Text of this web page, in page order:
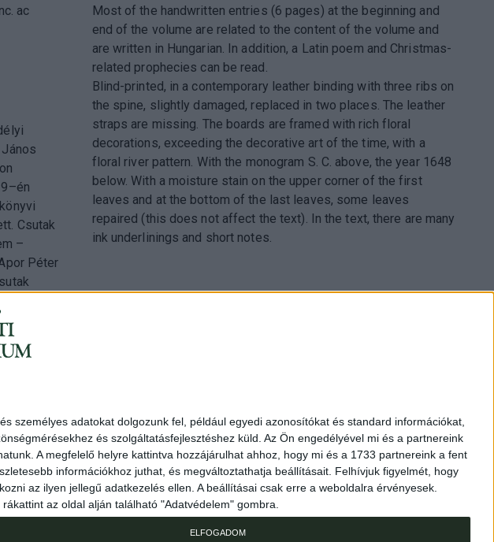
személyes adatokat dolgozunk fel, például egyedi azonosítókat és standard információkat,
és szolgáltatásfejlesztéshez küld. Az Ön engedélyével mi és a partnereink
A megfelelő helyre kattintva hozzájárulhat ahhoz, hogy mi és a 1733 partnereink a fent
információkhoz juthat, és megváltoztathatja beállításait. Felhívjuk figyelmét, hogy
az ilyen jellegű adatkezelés ellen. A beállításai csak erre a weboldalra érvényesek.
az oldal alján található "Adatvédelem" gombra.
ELFOGADOM
ac
Csutak
–
Péter
Most of the handwritten entries (6 pages) at the beginning and
end of the volume are related to the content of the volume and
are written in Hungarian. In addition, a Latin poem and Christmas-
related prophecies can be read.
Blind-printed, in a contemporary leather binding with three ribs on
the spine, slightly damaged, replaced in two places. The leather
straps are missing. The boards are framed with rich floral
decorations, exceeding the decorative art of the time, with a
floral river pattern. With the monogram S. C. above, the year 1648
below. With a moisture stain on the upper corner of the first
leaves and at the bottom of the last leaves, some leaves
repaired (this does not affect the text). In the text, there are many
ink underlinings and short notes.
Nyitva
: hétköznap 10-18h, szombat 10-14h
Email: eladas@kozpontiantikvarium.hu
szabályzat AML-nyilatkozat